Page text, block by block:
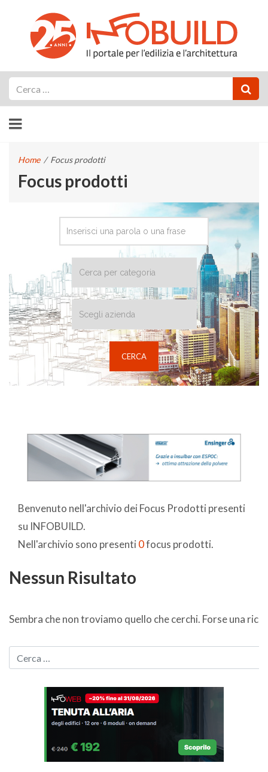
Home / Focus prodotti
Focus prodotti
Benvenuto nell'archivio dei Focus Prodotti presenti
su INFOBUILD.
Nell'archivio sono presenti 0focus prodotti.
Nessun Risultato
Sembra che non troviamo quello che cerchi. Forse una